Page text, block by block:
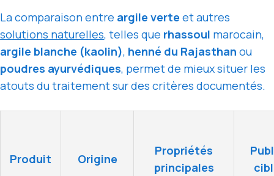
La comparaison entre argile verte et autres
solutions naturelles, telles que rhassoul marocain,
argile blanche (kaolin), henné du Rajasthan ou
poudres ayurvédiques, permet de mieux situer les
atouts du traitement sur des critères documentés.
Produit Origine
Propriétés
principales